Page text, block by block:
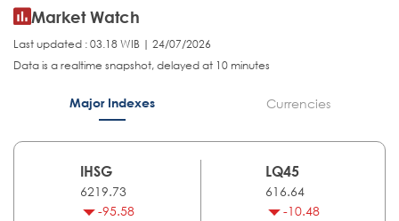
Market Watch
Last updated : 03.18 WIB | 24/07/2026
Data is a realtime snapshot, delayed at 10 minutes
Major Indexes Currencies
IHSG
6219.73
-95.58
LQ45
616.64
-10.48